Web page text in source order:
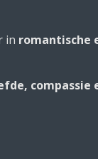
in romantische
compassie